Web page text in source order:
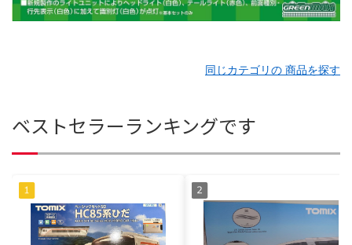
同じカテゴリの 商品を探す
ベストセラーランキングです